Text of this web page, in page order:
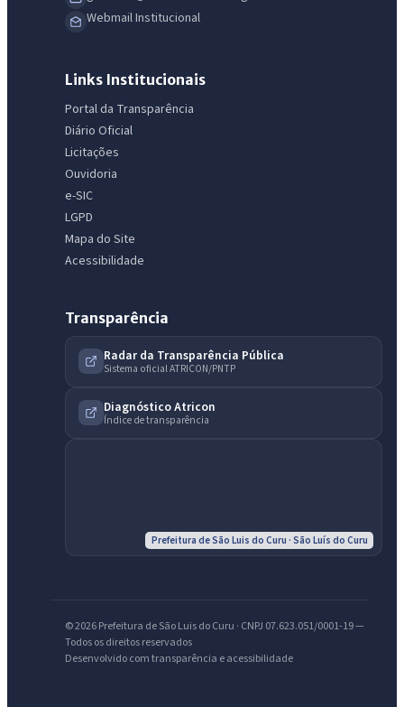
Webmail Institucional
Links Institucionais
Portal da Transparência
Diário Oficial
Licitações
Ouvidoria
e-SIC
LGPD
Mapa do Site
Acessibilidade
Transparência
Radar da Transparência Pública
Sistema oficial ATRICON/PNTP
Diagnóstico Atricon
Índice de transparência
Prefeitura de São Luis do Curu · São Luís do Curu
© 2026 Prefeitura de São Luis do Curu · CNPJ 07.623.051/0001-19 —
Todos os direitos reservados
Desenvolvido com transparência e acessibilidade
IntGest AI
Assistente do Portal